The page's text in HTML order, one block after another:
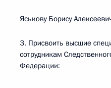
Яськову Борису
3. Присвоить высшие
сотрудникам
Федерации: